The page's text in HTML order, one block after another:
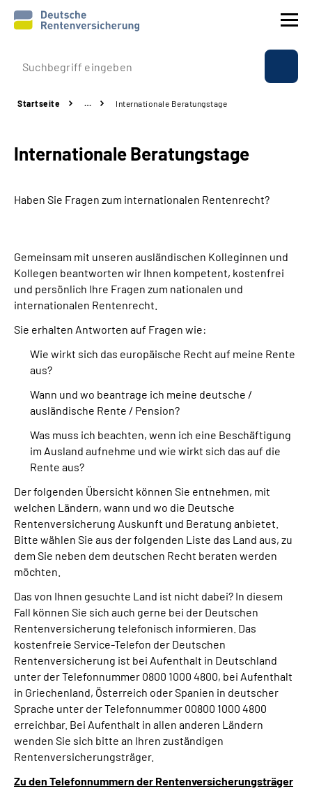
Prävention
Rente
Beratung & Kontakt
Über uns & Presse
Online-Services
Leichte Sprache
Mein Kundenportal
Startseite … Internationale Beratungstage
Internationale Beratungstage
Haben Sie Fragen zum internationalen Rentenrecht?
Gemeinsam mit unseren ausländischen Kolleginnen und
Kollegen beantworten wir Ihnen kompetent, kostenfrei
und persönlich Ihre Fragen zum nationalen und
internationalen Rentenrecht.
Sie erhalten Antworten auf Fragen wie:
Wie wirkt sich das europäische Recht auf meine Rente
aus?
Wann und wo beantrage ich meine deutsche /
ausländische Rente / Pension?
Was muss ich beachten, wenn ich eine Beschäftigung
im Ausland aufnehme und wie wirkt sich das auf die
Rente aus?
Der folgenden Übersicht können Sie entnehmen, mit
welchen Ländern, wann und wo die Deutsche
Rentenversicherung Auskunft und Beratung anbietet.
Bitte wählen Sie aus der folgenden Liste das Land aus, zu
dem Sie neben dem deutschen Recht beraten werden
möchten.
Das von Ihnen gesuchte Land ist nicht dabei? In diesem
Fall können Sie sich auch gerne bei der Deutschen
Rentenversicherung telefonisch informieren. Das
kostenfreie Service-Telefon der Deutschen
Rentenversicherung ist bei Aufenthalt in Deutschland
unter der Telefonnummer 0800 1000 4800, bei Aufenthalt
in Griechenland, Österreich oder Spanien in deutscher
Sprache unter der Telefonnummer 00800 1000 4800
erreichbar. Bei Aufenthalt in allen anderen Ländern
wenden Sie sich bitte an Ihren zuständigen
Rentenversicherungsträger.
Zu den Telefonnummern der Rentenversicherungsträger